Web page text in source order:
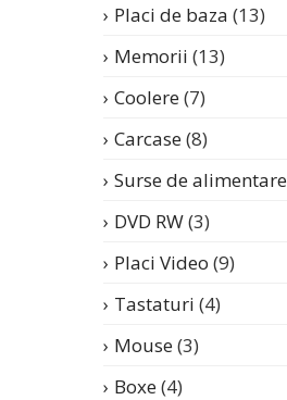
Placi de baza (13)
Memorii (13)
Coolere (7)
Carcase (8)
Surse de alimentare
DVD RW(3)
Placi Video (9)
Tastaturi (4)
Mouse (3)
Boxe (4)